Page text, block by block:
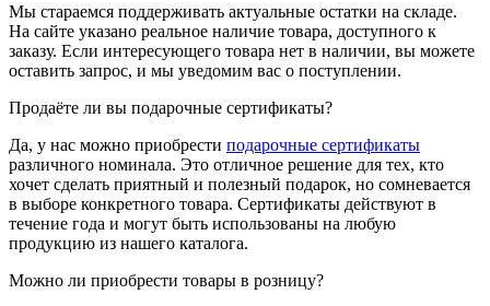
Мы стараемся поддерживать актуальные остатки на складе.
На сайте указано реальное наличие товара, доступного к
заказу. Если интересующего товара нет в наличии, вы можете
оставить запрос, и мы уведомим вас о поступлении.
Продаёте ли вы подарочные сертификаты?
Да, у нас можно приобрести подарочные сертификаты
различного номинала. Это отличное решение для тех, кто
хочет сделать приятный и полезный подарок, но сомневается
в выборе конкретного товара. Сертификаты действуют в
течение года и могут быть использованы на любую
продукцию из нашего каталога.
Можно ли приобрести товары в розницу?